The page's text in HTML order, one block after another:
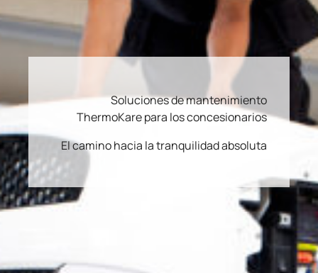
Soluciones de mantenimiento
ThermoKare para los concesionarios
El camino hacia la tranquilidad absoluta